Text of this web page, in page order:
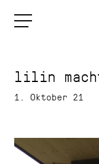
lilin
1. Oktober 21